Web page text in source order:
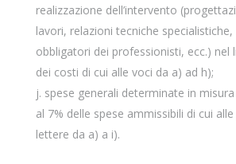
realizzazione dell’intervento
lavori, relazioni tecniche
obbligatori dei professionisti, ecc.) nel
dei costi di cui alle voci da a) ad h);
spese generali determinate in
al 7% delle spese ammissibili di cui
lettere da a) a i).